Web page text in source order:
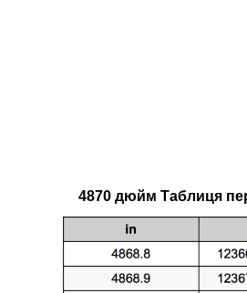
4870 дюйм Таблиця